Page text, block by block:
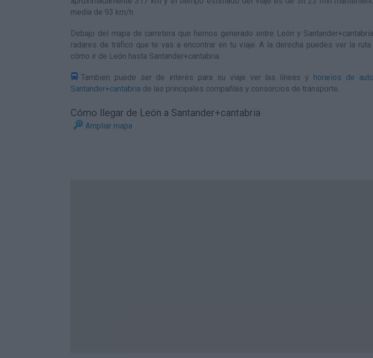
media de 93 km/h.
Debajo del mapa de carretera que hemos generado entre León y
radares de tráfico que te vas a encontrar en tu viaje. A la derecha puedes ver la
cómo ir de León hasta Santander+cantabria.
Tambien puede ser de interés para su viaje ver las líneas y horarios de
Santander+cantabria de las principales compañías y consorcios de transporte.
Cómo llegar de León a Santander+cantabria
Ampliar mapa